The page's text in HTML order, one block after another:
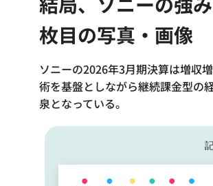
枚目の写真・画像
ソニーの2026年3月期決算は増収
術を基盤としながら継続課金型の
泉となっている。